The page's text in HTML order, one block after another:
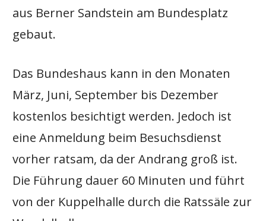
aus Berner Sandstein am Bundesplatz
gebaut.
Das Bundeshaus kann in den Monaten
März, Juni, September bis Dezember
kostenlos besichtigt werden. Jedoch ist
eine Anmeldung beim Besuchsdienst
vorher ratsam, da der Andrang groß ist.
Die Führung dauer 60 Minuten und führt
von der Kuppelhalle durch die Ratssäle zur